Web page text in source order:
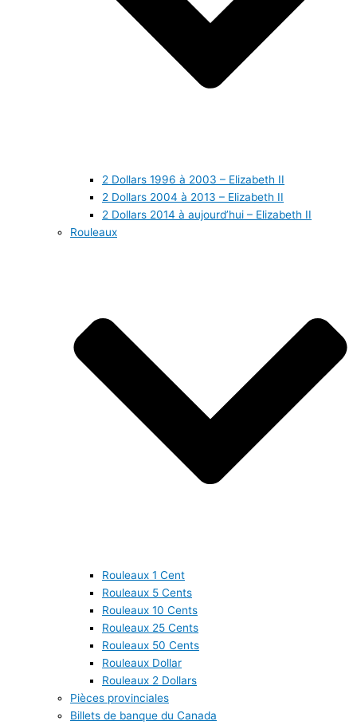
2 Dollars 1996 à 2003 – Elizabeth II
2 Dollars 2004 à 2013 – Elizabeth II
2 Dollars 2014 à aujourd’hui – Elizabeth II
Rouleaux
Rouleaux 1 Cent
Rouleaux 5 Cents
Rouleaux 10 Cents
Rouleaux 25 Cents
Rouleaux 50 Cents
Rouleaux Dollar
Rouleaux 2 Dollars
Pièces provinciales
Billets de banque du Canada